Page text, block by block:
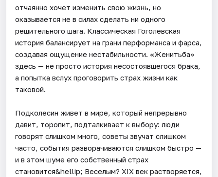
отчаянно хочет изменить свою жизнь, но
оказывается не в силах сделать ни одного
решительного шага. Классическая Гоголевская
история балансирует на грани перформанса и фарса,
создавая ощущение нестабильности. «Женитьба»
здесь — не просто история несостоявшегося брака,
а попытка вслух проговорить страх жизни как
таковой.
Подколесин живет в мире, который непрерывно
давит, торопит, подталкивает к выбору: люди
говорят слишком много, советы звучат слишком
часто, события разворачиваются слишком быстро —
и в этом шуме его собственный страх
становится&hellip; Веселым? XIX век растворяется,